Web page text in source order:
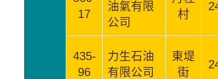
17
油氣有限
公司
村
435-
96
力生石油
有限公司
東堤
街